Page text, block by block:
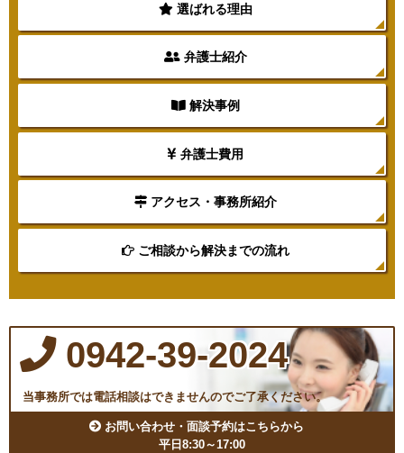
選ばれる理由
弁護士紹介
解決事例
弁護士費用
アクセス・事務所紹介
ご相談から解決までの流れ
0942-39-2024
当事務所では電話相談はできませんのでご了承ください。
お問い合わせ・面談予約はこちらから
平日8:30～17:00